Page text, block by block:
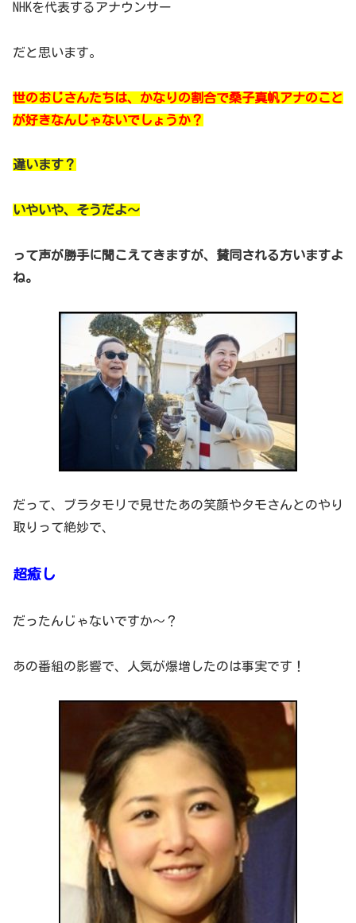
NHKを代表するアナウンサー
だと思います。
世のおじさんたちは、かなりの割合で桑子真帆アナのこと
が好きなんじゃないでしょうか？
違います？
いやいや、そうだよ～
って声が勝手に聞こえてきますが、賛同される方いますよ
ね。
だって、ブラタモリで見せたあの笑顔やタモさんとのやり
取りって絶妙で、
超癒し
だったんじゃないですか～？
あの番組の影響で、人気が爆増したのは事実です！